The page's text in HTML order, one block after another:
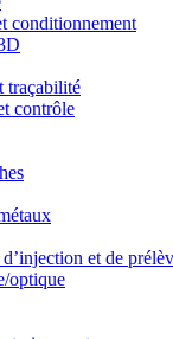
conditionnement
traçabilité
contrôle
et de
optique